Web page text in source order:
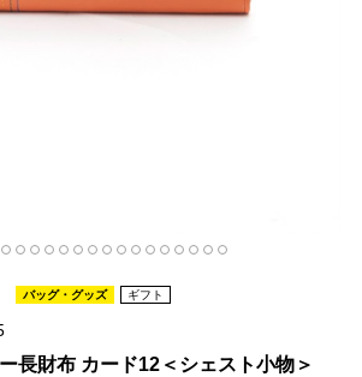
バッグ・グッズ ギフト
長財布 カード12＜シェスト小物＞